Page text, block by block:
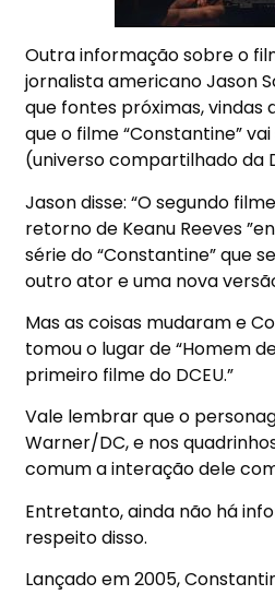
Outra informação sobre o
jornalista americano Jason
que fontes próximas, vindas
que o filme “Constantine”
(universo compartilhado da
Jason disse: “O segundo
retorno de Keanu Reeves
série do “Constantine” que
outro ator e uma nova
Mas as coisas mudaram e
tomou o lugar de “Homem
primeiro filme do DCEU.”
Vale lembrar que o
Warner/DC, e nos
comum a interação dele
Entretanto, ainda não há
respeito disso.
Lançado em 2005,